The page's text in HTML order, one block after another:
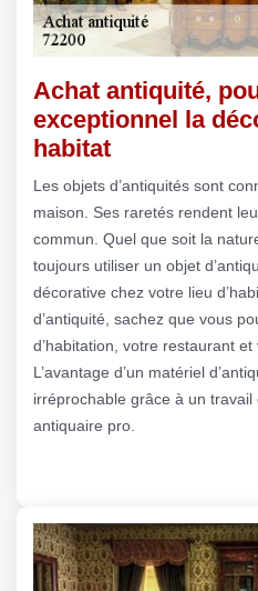
Achat antiquité,
exceptionnel la
habitat
Les objets d’antiquités sont
maison. Ses raretés rendent
commun. Quel que soit la
toujours utiliser un objet
décorative chez votre lieu
d’antiquité, sachez que vous
d’habitation, votre restaurant et
L’avantage d’un matériel
irréprochable grâce à un
antiquaire pro.